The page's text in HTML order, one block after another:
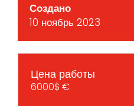
Создано
10 ноябрь 2023
Цена работы
6000$ €